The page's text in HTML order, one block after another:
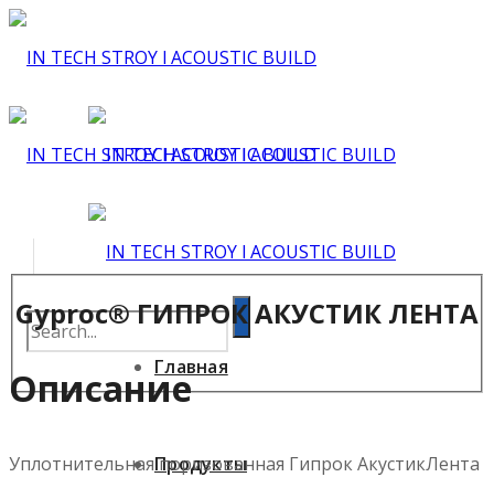
Главная
Продукты
Gyproc® ГИПРОК АКУСТИК ЛЕНТА
Описание
Уплотнительная поризованная Гипрок АкустикЛента